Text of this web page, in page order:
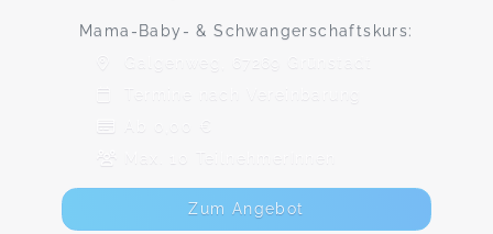
Mama-Baby- & Schwangerschaftskurs:
Galgenweg, 67269 Grünstadt
Termine nach Vereinbarung
Ab 0,00 €
Max. 10 TeilnehmerInnen
Zum Angebot